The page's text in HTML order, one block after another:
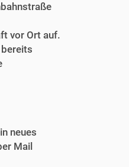
vor Ort auf.
neues
Mail